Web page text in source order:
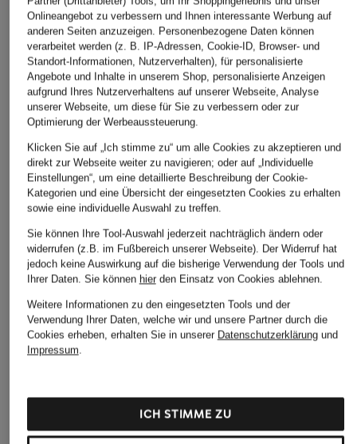
ALDO
Pantoletten ITSANDAL
CHF 75
Ursprünglich:CHF 90
ALDO
Pantoletten ITSANDAL
CHF 60
Ursprünglich:CHF 80
Santoni
CHF 690
Weitere Kategorien
Bademäntel für Herren
Lederjacken für Damen
Lederjacken für Herren
Onlineangebot zu verbessern und Ihnen interessante Werbung auf
anderen Seiten anzuzeigen. Personenbezogene Daten können
verarbeitet werden (z. B. IP-Adressen, Cookie-ID, Browser- und
Standort-Informationen, Nutzerverhalten), für personalisierte
Angebote und Inhalte in unserem Shop, personalisierte Anzeigen
aufgrund Ihres Nutzerverhaltens auf unserer Webseite, Analyse
unserer Webseite, um diese für Sie zu verbessern oder zur
Optimierung der Werbeaussteuerung.
Klicken Sie auf „Ich stimme zu“ um alle Cookies zu akzeptieren und
direkt zur Webseite weiter zu navigieren; oder auf „Individuelle
Einstellungen“, um eine detaillierte Beschreibung der Cookie-
Kategorien und eine Übersicht der eingesetzten Cookies zu erhalten
sowie eine individuelle Auswahl zu treffen.
Sie können Ihre Tool-Auswahl jederzeit nachträglich ändern oder
widerrufen (z.B. im Fußbereich unserer Webseite). Der Widerruf hat
jedoch keine Auswirkung auf die bisherige Verwendung der Tools und
Ihrer Daten. Sie können hierden Einsatz von Cookies ablehnen.
Weitere Informationen zu den eingesetzten Tools und der
Verwendung Ihrer Daten, welche wir und unsere Partner durch die
Cookies erheben, erhalten Sie in unserer Datenschutzerklärungund
Impressum.
ICH STIMME ZU